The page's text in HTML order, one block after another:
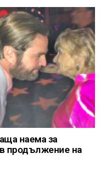
наема за
продължение на